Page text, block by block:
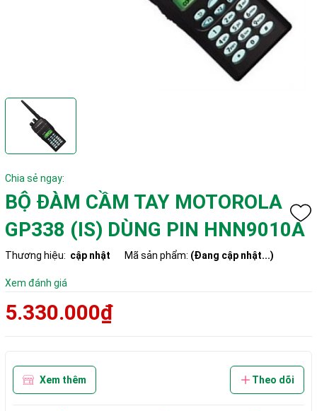
Chia sẻ ngay:
BỘ ĐÀM CẦM TAY MOTOROLA
GP338 (IS) DÙNG PIN HNN9010A
Thương hiệu: cập nhật Mã sản phẩm: (Đang cập nhật...)
Xem đánh giá
5.330.000₫
Xem thêm Theo dõi